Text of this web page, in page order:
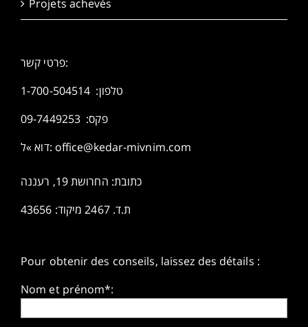
Projets achevés
פרטי קשר:
טלפון: 1-700-504514
פקס: 09-7449253
דוא »ל: office@kedar-mivnim.com
כתובת: החרושת 19, רעננה
ת.ד. 2467 מיקוד: 43656
Pour obtenir des conseils, laissez des détails :
Nom et prénom*: